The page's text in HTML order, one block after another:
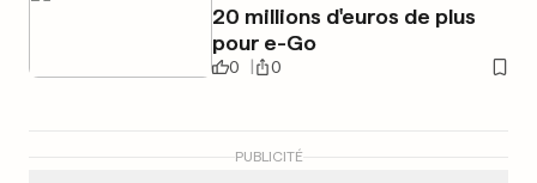
20 millions d'euros de plus
pour e-Go
0 0
PUBLICITÉ